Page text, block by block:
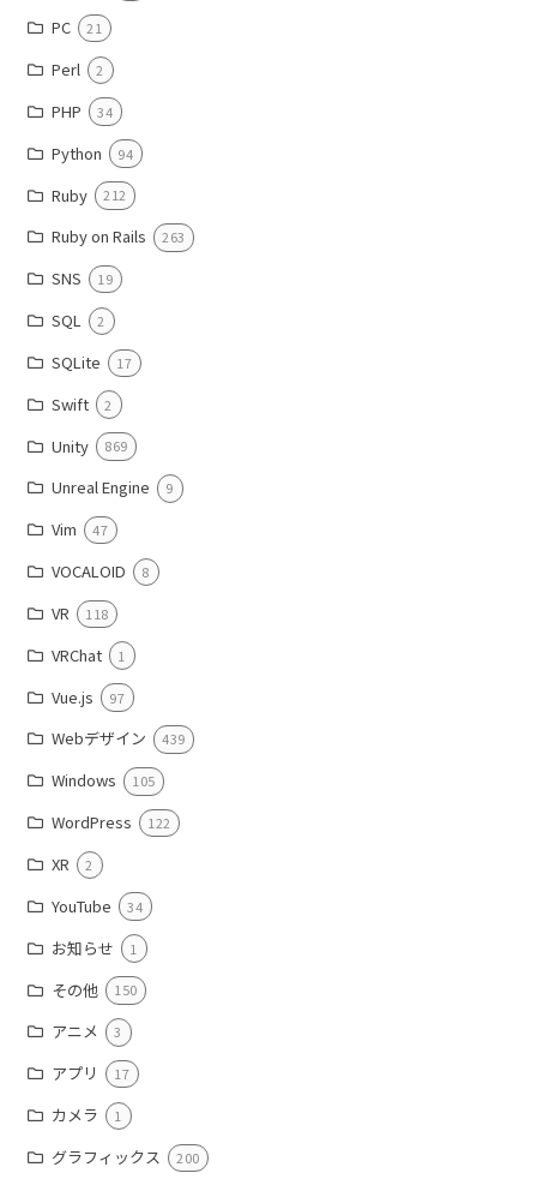
PC 21
Perl 2
PHP 34
Python 94
Ruby 212
Ruby on Rails 263
SNS 19
SQL 2
SQLite 17
Swift 2
Unity 869
Unreal Engine 9
Vim 47
VOCALOID 8
VR 118
VRChat 1
Vue.js 97
Webデザイン 439
Windows 105
WordPress 122
XR 2
YouTube 34
お知らせ 1
その他 150
アニメ 3
アプリ 17
カメラ 1
グラフィックス 200